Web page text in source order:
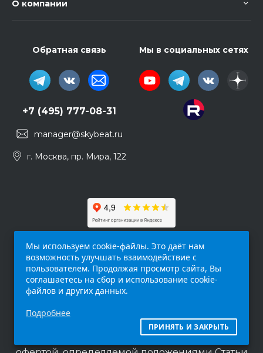
О компании
Обратная связь
+7 (495) 777-08-31
manager@skybeat.ru
г. Москва, пр. Мира, 122
Мы в социальных сетях
интернет-сайт (
исключительно информационный характер и
ни при каких условиях не является публичной
Мы используем cookie-файлы. Это даёт нам
возможность улучшать взаимодействие с
пользователем. Продолжая просмотр сайта, Вы
соглашаетесь на сбор и использование cookie-
файлов и других данных.
Подробнее
ПРИНЯТЬ И ЗАКРЫТЬ